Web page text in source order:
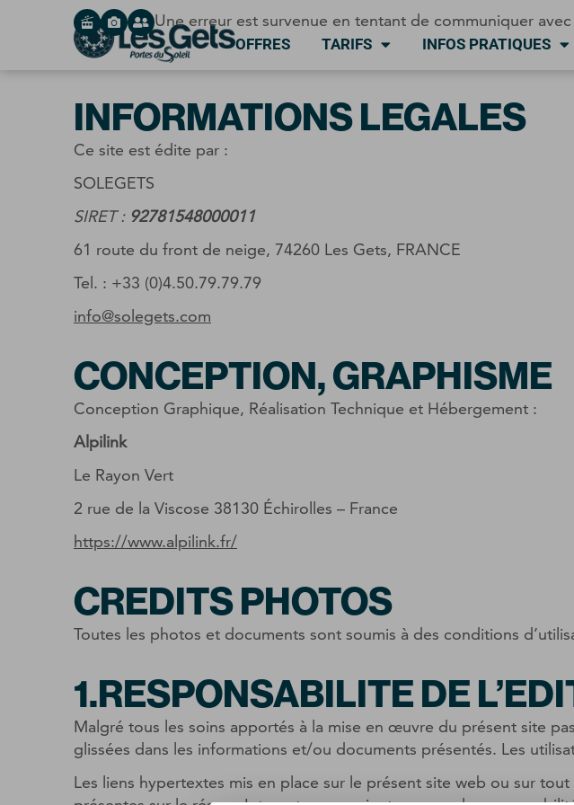
Une erreur est survenue en tentant de communiquer
OFFRES TARIFS INFOS PRATIQUES
INFORMATIONS LEGALES
Ce site est édite par :
SOLEGETS
SIRET : 92781548000011
61 route du front de neige, 74260 Les Gets, FRANCE
Tel. : +33 (0)4.50.79.79.79
info@solegets.com
CONCEPTION, GRAPHISME
Conception Graphique, Réalisation Technique et Hébergement :
Alpilink
Le Rayon Vert
2 rue de la Viscose 38130 Échirolles – France
https://www.alpilink.fr/
CREDITS PHOTOS
Toutes les photos et documents sont soumis à des conditions
1.RESPONSABILITE DE
Malgré tous les soins apportés à la mise en œuvre du présent site
glissées dans les informations et/ou documents présentés. Les
Les liens hypertextes mis en place sur le présent site web ou sur
Panneau de gestion des cookies